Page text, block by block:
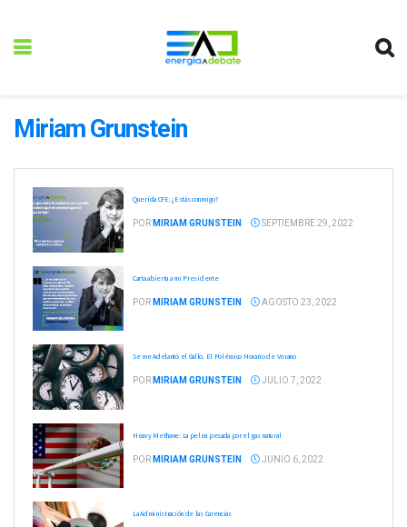
Miriam Grunstein
Querida CFE: ¿Estás conmigo?
POR MIRIAM GRUNSTEIN SEPTIEMBRE 29, 2022
Carta abierta a mi Presidente
POR MIRIAM GRUNSTEIN AGOSTO 23, 2022
Se me Adelantó el Gallo. El Polémico Horario de Verano
POR MIRIAM GRUNSTEIN JULIO 7, 2022
Heavy Methane: La pelea pesada por el gas natural
POR MIRIAM GRUNSTEIN JUNIO 6, 2022
La Administración de las Carencias